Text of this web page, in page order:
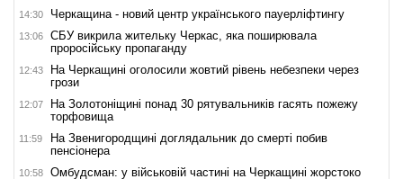
14:30 Черкащина - новий центр українського пауерліфтингу
13:06
СБУ викрила жительку Черкас, яка поширювала
проросійську пропаганду
12:43
На Черкащині оголосили жовтий рівень небезпеки через
грози
12:07
На Золотоніщині понад 30 рятувальників гасять пожежу
торфовища
11:59
На Звенигородщині доглядальник до смерті побив
пенсіонера
10:58
Омбудсман: у військовій частині на Черкащині жорстоко